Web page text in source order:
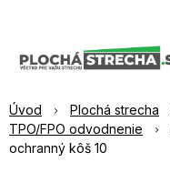
Úvod Plochá strecha
TPO/FPO odvodnenie
ochranný kôš 10